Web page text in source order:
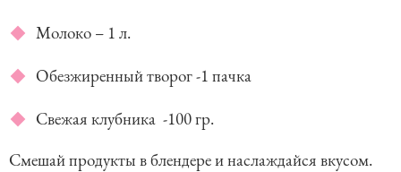
Молоко – 1 л.
Обезжиренный творог -1 пачка
Свежая клубника -100 гр.
Смешай продукты в блендере и наслаждайся вкусом.